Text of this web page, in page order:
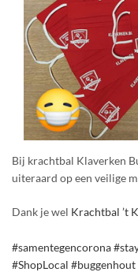
Bij krachtbal Klaverken
uiteraard op een veilige
Dank je wel Krachtbal ’t
#samentegencorona
#ShopLocal #buggenhout